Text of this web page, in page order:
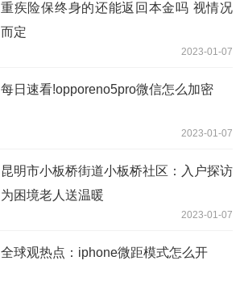
重疾险保终身的还能返回本金吗 视情况
而定
2023-01-07
每日速看!opporeno5pro微信怎么加密
2023-01-07
昆明市小板桥街道小板桥社区：入户探访
为困境老人送温暖
2023-01-07
全球观热点：iphone微距模式怎么开